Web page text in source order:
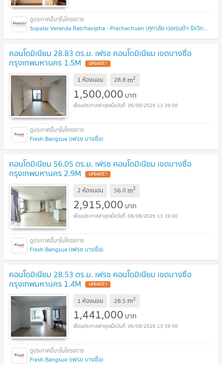
Supalai Veranda Ratchavipha - Prachachuen (ศุภาลัย เวอเรนด้า รัชวิภา - ประชาชื่น)
คอนโดมิเนียม 28.83 ตร.ม. เฟรช คอนโดมิเนียม เขตบางซื่อ
กรุงเทพมหานคร 1.5M
1 ห้องนอน 28.8 m2
1,500,000 บาท
06/08/2026 13:39:00
Fresh Bangsue (เฟรช บางซื่อ)
คอนโดมิเนียม 56.05 ตร.ม. เฟรช คอนโดมิเนียม เขตบางซื่อ
กรุงเทพมหานคร 2.9M
2 ห้องนอน 56.0 m2
2,915,000 บาท
06/08/2026 13:39:00
Fresh Bangsue (เฟรช บางซื่อ)
คอนโดมิเนียม 28.53 ตร.ม. เฟรช คอนโดมิเนียม เขตบางซื่อ
กรุงเทพมหานคร 1.4M
1 ห้องนอน 28.5 m2
1,441,000 บาท
06/08/2026 13:39:00
Fresh Bangsue (เฟรช บางซื่อ)